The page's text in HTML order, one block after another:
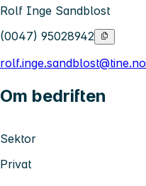
Rolf Inge Sandblost
(0047) 95028942
rolf.inge.sandblost@tine.no
Om bedriften
Sektor
Privat